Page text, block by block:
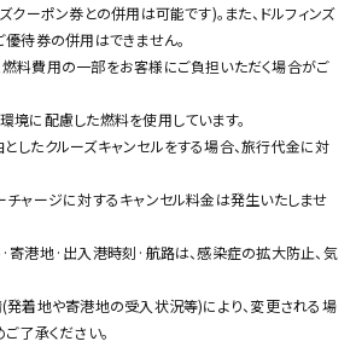
クーポン券との併用は可能です)。また、ドルフィンズ
優待券の併用はできません。
料費用の一部をお客様にご負担いただく場合がご
境に配慮した燃料を使用しています。
したクルーズキャンセルをする場合、旅行代金に対
チャージに対するキャンセル料金は発生いたしませ
寄港地·出入港時刻·航路は、感染症の拡大防止、気
発着地や寄港地の受入状況等)により、変更される場
了承ください。